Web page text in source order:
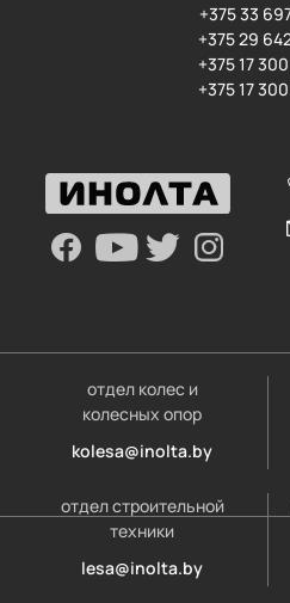
+375 33
+375 29
+375 17
+375 17
отдел колес и
колесных опор
kolesa@inolta.by
отдел строительной
техники
lesa@inolta.by